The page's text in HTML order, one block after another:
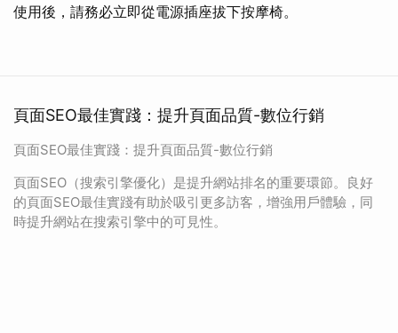
使用後，請務必立即從電源插座拔下按摩椅。
頁面SEO最佳實踐：提升頁面品質-數位行銷
頁面SEO最佳實踐：提升頁面品質-數位行銷
頁面SEO（搜索引擎優化）是提升網站排名的重要環節。良好
的頁面SEO最佳實踐有助於吸引更多訪客，增強用戶體驗，同
時提升網站在搜索引擎中的可見性。